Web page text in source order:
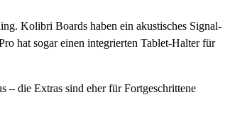
Kolibri Boards haben ein akustisches Signal-
hat sogar einen integrierten Tablet-Halter für
– die Extras sind eher für Fortgeschrittene